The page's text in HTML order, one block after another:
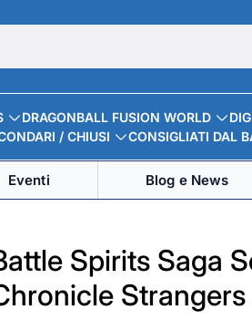
DRAGONBALL FUSION WORLD
/ CHIUSI
CONSIGLIATI DAL
Eventi Blog e News
Spirits Saga